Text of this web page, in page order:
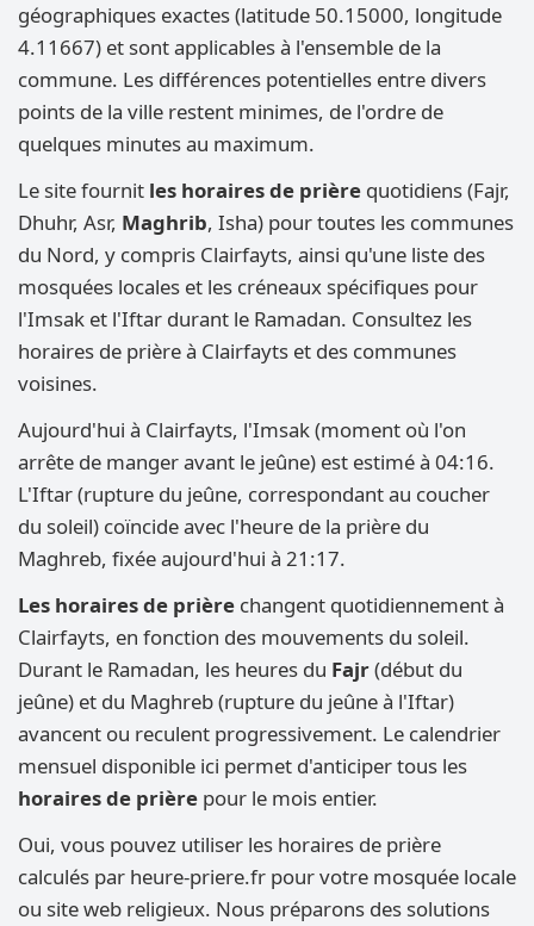
géographiques exactes (latitude 50.15000, longitude
4.11667) et sont applicables à l'ensemble de la
commune. Les différences potentielles entre divers
points de la ville restent minimes, de l'ordre de
quelques minutes au maximum.
Le site fournit les horaires de prière quotidiens (Fajr,
Dhuhr, Asr, Maghrib, Isha) pour toutes les communes
du Nord, y compris Clairfayts, ainsi qu'une liste des
mosquées locales et les créneaux spécifiques pour
l'Imsak et l'Iftar durant le Ramadan. Consultez les
horaires de prière à Clairfayts et des communes
voisines.
Aujourd'hui à Clairfayts, l'Imsak (moment où l'on
arrête de manger avant le jeûne) est estimé à 04:16.
L'Iftar (rupture du jeûne, correspondant au coucher
du soleil) coïncide avec l'heure de la prière du
Maghreb, fixée aujourd'hui à 21:17.
Les horaires de prière changent quotidiennement à
Clairfayts, en fonction des mouvements du soleil.
Durant le Ramadan, les heures du Fajr(début du
jeûne) et du Maghreb (rupture du jeûne à l'Iftar)
avancent ou reculent progressivement. Le calendrier
mensuel disponible ici permet d'anticiper tous les
horaires de prière pour le mois entier.
Oui, vous pouvez utiliser les horaires de prière
calculés par heure-priere.fr pour votre mosquée locale
ou site web religieux. Nous préparons des solutions